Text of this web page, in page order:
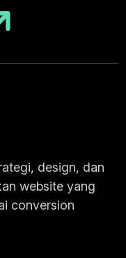
design, dan
website yang
conversion